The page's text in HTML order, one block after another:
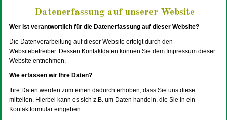
Datenerfassung auf unserer Website
Wer ist verantwortlich für die Datenerfassung auf dieser Website?
Die Datenverarbeitung auf dieser Website erfolgt durch den
Websitebetreiber. Dessen Kontaktdaten können Sie dem Impressum dieser
Website entnehmen.
Wie erfassen wir Ihre Daten?
Ihre Daten werden zum einen dadurch erhoben, dass Sie uns diese
mitteilen. Hierbei kann es sich z.B. um Daten handeln, die Sie in ein
Kontaktformular eingeben.